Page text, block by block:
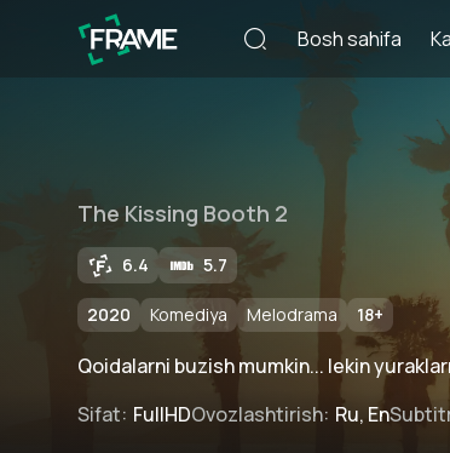
Bosh sahifa
The Kissing Booth 2
6.4 5.7
2020 Komediya Melodrama 18+
Qoidalarni buzish mumkin... lekin
Sifat: FullHDOvozlashtirish: Ru, En